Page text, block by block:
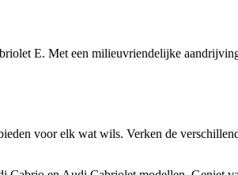
E. Met een milieuvriendelijke
voor elk wat wils. Verken de